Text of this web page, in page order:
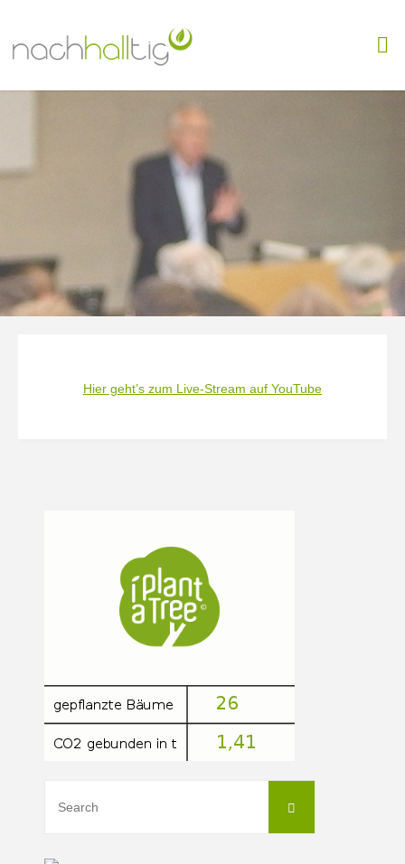
content
Hier geht’s zum Live-Stream auf YouTube
Search